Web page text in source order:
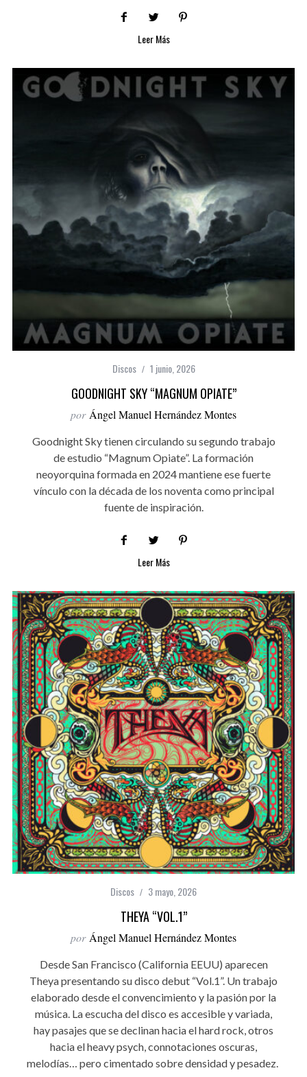
Leer Más
Discos 1 junio, 2026
GOODNIGHT SKY “MAGNUM OPIATE”
por Ángel Manuel Hernández Montes
Goodnight Sky tienen circulando su segundo trabajo
de estudio “Magnum Opiate”. La formación
neoyorquina formada en 2024 mantiene ese fuerte
vínculo con la década de los noventa como principal
fuente de inspiración.
Leer Más
Discos 3 mayo, 2026
THEYA “VOL.1”
por Ángel Manuel Hernández Montes
Desde San Francisco (California EEUU) aparecen
Theya presentando su disco debut “Vol.1”. Un trabajo
elaborado desde el convencimiento y la pasión por la
música. La escucha del disco es accesible y variada,
hay pasajes que se declinan hacia el hard rock, otros
hacia el heavy psych, connotaciones oscuras,
melodías… pero cimentado sobre densidad y pesadez.